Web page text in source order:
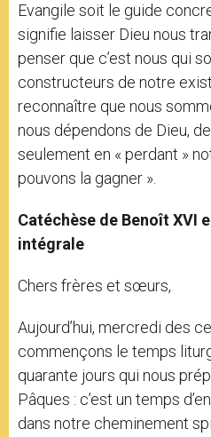
Evangile soit le guide
signifie laisser Dieu nous
penser que c’est nous qui
constructeurs de notre
reconnaître que nous
nous dépendons de Dieu,
seulement en « perdant »
pouvons la gagner ».
Catéchèse de Benoît XVI
intégrale
Chers frères et sœurs,
Aujourd’hui, mercredi des
commençons le temps
quarante jours qui nous
Pâques : c’est un temps
dans notre cheminement